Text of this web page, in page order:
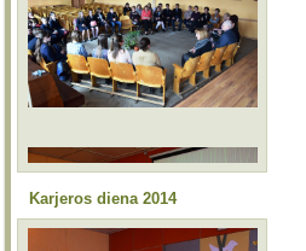
Karjeros diena 2014